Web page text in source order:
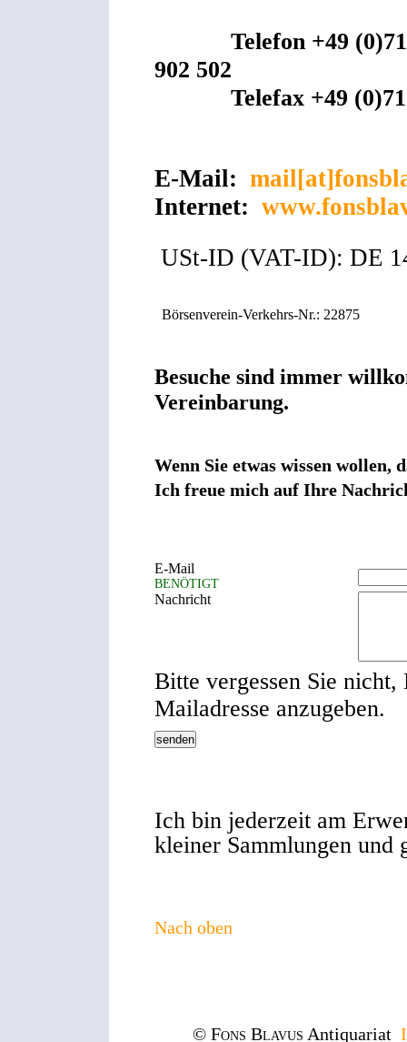
Telefon +49
902 502
Telefax +49
E-Mail:
Internet:
USt-ID (VAT-ID): DE
Börsenverein-Verkehrs-Nr.: 22875
Besuche sind immer
Vereinbarung.
Wenn Sie etwas wissen wollen,
Ich freue mich auf Ihre
E-Mail
BENÖTIGT
Nachricht
Bitte vergessen Sie
Mailadresse anzugeben.
Ich bin jederzeit am
kleiner Sammlungen und
Nach oben
© Fons Blavus Antiquariat